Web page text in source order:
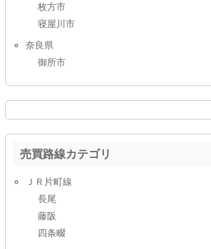
枚方市
寝屋川市
奈良県
御所市
売買路線カテゴリ
ＪＲ片町線
長尾
藤阪
四条畷